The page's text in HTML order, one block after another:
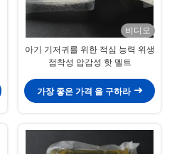
비디오
아기 기저귀를 위한 적심 능력 위생
점착성 압감성 핫 멜트
가장 좋은 가격 을 구하라